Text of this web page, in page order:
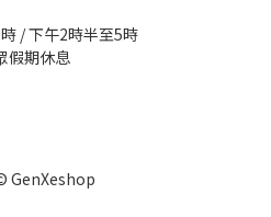
下午2時半至5時
期休息
GenXeshop